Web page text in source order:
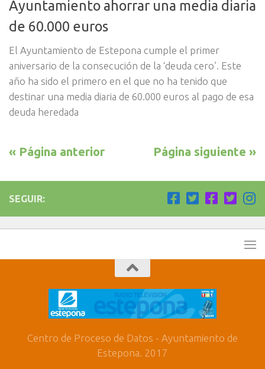
Ayuntamiento ahorrar una media diaria
de 60.000 euros
El Ayuntamiento de Estepona cumple el primer
aniversario de la consecución de la ‘deuda cero’. Este
año ha sido el primero en el que no ha tenido que
destinar una media diaria de 60.000 euros al pago de esa
deuda heredada
« Página anterior Página siguiente »
SEGUIR:
Centro de Proceso de Datos - Ayuntamiento de
Estepona. 2017